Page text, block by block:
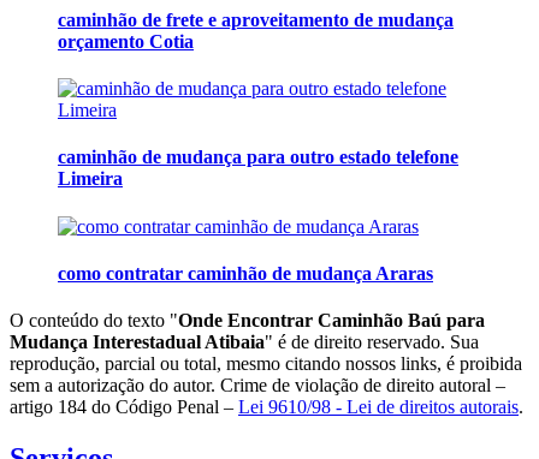
caminhão de frete e aproveitamento de mudança
orçamento Cotia
caminhão de mudança para outro estado telefone
Limeira
como contratar caminhão de mudança Araras
O conteúdo do texto "Onde Encontrar Caminhão Baú para
Mudança Interestadual Atibaia" é de direito reservado. Sua
reprodução, parcial ou total, mesmo citando nossos links, é proibida
sem a autorização do autor. Crime de violação de direito autoral –
artigo 184 do Código Penal – Lei 9610/98 - Lei de direitos autorais.